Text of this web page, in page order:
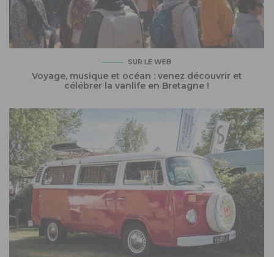
SUR LE WEB
Voyage, musique et océan : venez découvrir et
célébrer la vanlife en Bretagne !